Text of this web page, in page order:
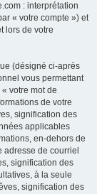
: interprétation
« votre compte ») et
lors de votre
(désigné ci-après
vous permettant
votre mot de
de votre
signification des
applicables
en-dehors de
adresse de courriel
signification des
à la seule
signification des